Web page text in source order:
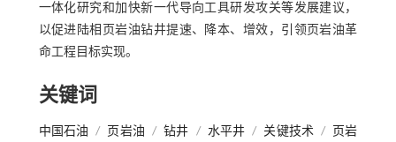
一体化研究和加快新一代导向工具研发攻关等发展建议，
以促进陆相页岩油钻井提速、降本、增效，引领页岩油革
命工程目标实现。
关键词
中国石油 / 页岩油 / 钻井 / 水平井 / 关键技术 /
页岩